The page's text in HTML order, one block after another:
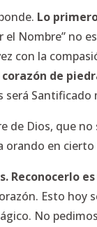
Lo
Nombre” no
con la
de
Santificado
de Dios, que
orando en
Reconocerlo
Esto hoy
No